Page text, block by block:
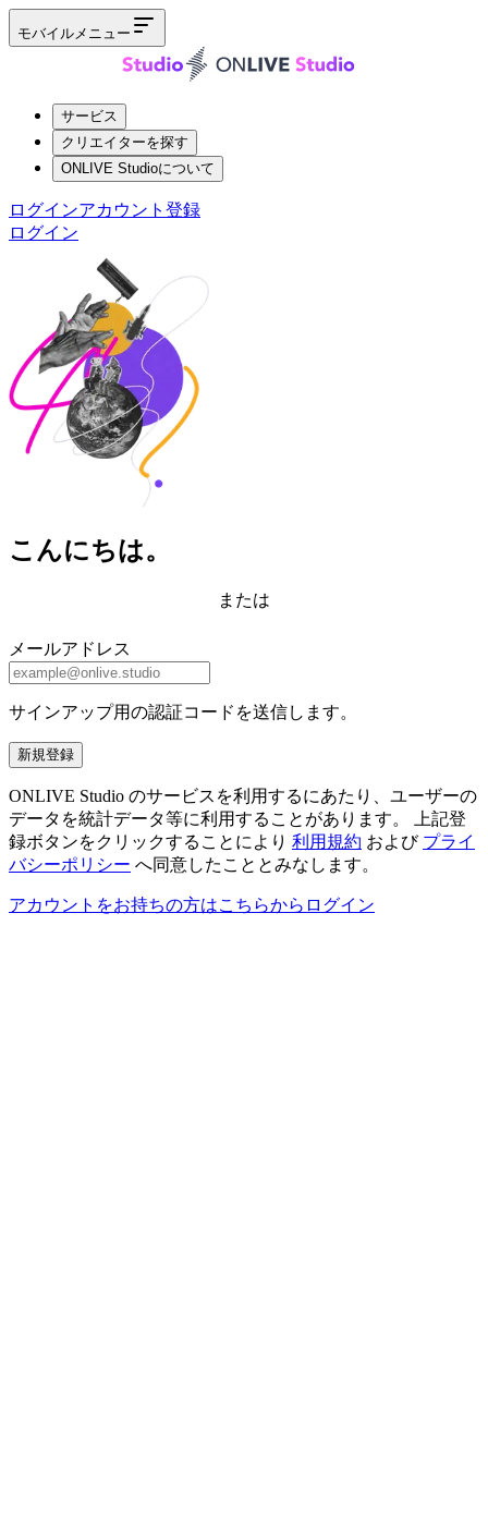
モバイルメニュー
サービス
クリエイターを探す
ONLIVE Studioについて
ログインアカウント登録
ログイン
こんにちは。
または
メールアドレス
サインアップ用の認証コードを送信します。
新規登録
ONLIVE Studio のサービスを利用するにあたり、ユーザーの
データを統計データ等に利用することがあります。 上記登
録ボタンをクリックすることにより 利用規約 および プライ
バシーポリシー へ同意したこととみなします。
アカウントをお持ちの方はこちらからログイン